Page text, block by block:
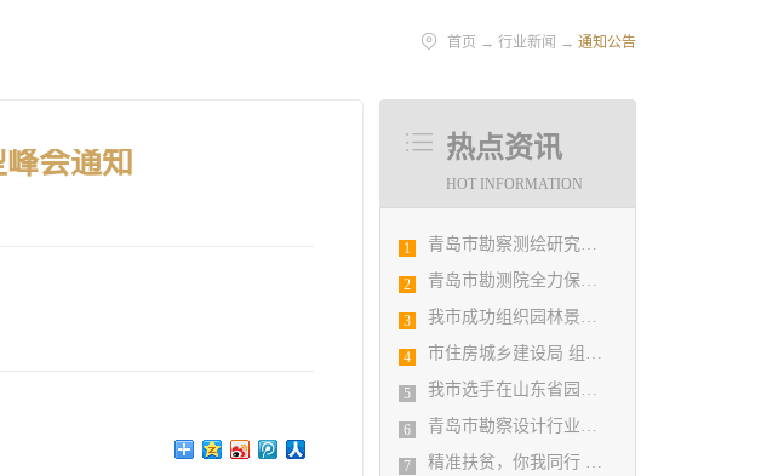
首页 → 行业新闻 → 通知公告
热点资讯
HOT INFORMATION
1 青岛市勘察测绘研究院参加第29届国际制图大会并荣获3项国际大奖
2 青岛市勘测院全力保障自然灾害普查区县级质检汇交工作
3 我市成功组织园林景观设计创意职业技能竞赛
4 市住房城乡建设局 组织设计人员能力提升培训会
5 我市选手在山东省园林景观设计创意职业技能竞赛中勇夺佳绩
6 青岛市勘察设计行业民事纠纷调解协调中心正式揭牌成立
7 精准扶贫，你我同行 ——协会荣获全市2018年度脱贫攻坚和扶贫协作先进集体
会通知